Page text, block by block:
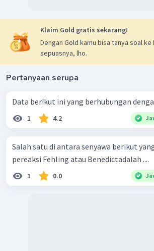
dengan hasil identifikasi yang positif
merah bata pada uji Benedict.
Oleh sebab itu, jawaban yang tepat
Klaim Gold gratis sekarang!
Dengan Gold kamu bisa tanya soal ke
sepuasnya, lho.
Pertanyaan serupa
Data berikut ini yang berhubungan
1 4.2
Salah satu di antara senyawa berikut
pereaksi Fehling atau Benedictadalah ....
1 0.0